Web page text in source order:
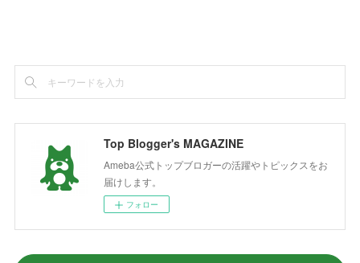
Top Blogger's MAGAZINE
Ameba公式トップブロガーの活躍やトピックスをお
届けします。
フォロー